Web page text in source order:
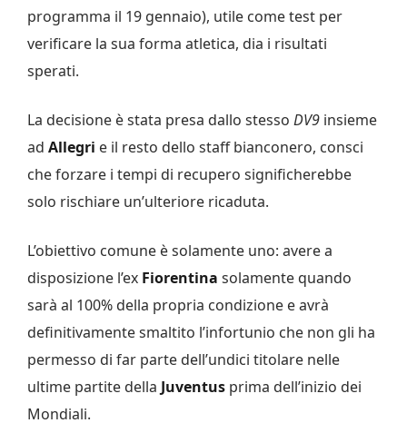
programma il 19 gennaio), utile come test per
verificare la sua forma atletica, dia i risultati
sperati.
La decisione è stata presa dallo stesso DV9 insieme
ad Allegri e il resto dello staff bianconero, consci
che forzare i tempi di recupero significherebbe
solo rischiare un’ulteriore ricaduta.
L’obiettivo comune è solamente uno: avere a
disposizione l’ex Fiorentina solamente quando
sarà al 100% della propria condizione e avrà
definitivamente smaltito l’infortunio che non gli ha
permesso di far parte dell’undici titolare nelle
ultime partite della Juventus prima dell’inizio dei
Mondiali.